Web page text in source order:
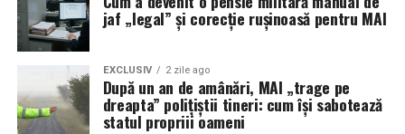
jaf „legal” și corecție rușinoasă pentru MAI
EXCLUSIV 2 zile ago
După un an de amânări, MAI „trage pe
dreapta” polițiștii tineri: cum își sabotează
statul propriii oameni